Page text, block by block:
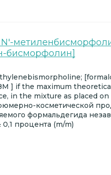
бисморфолин]
] if the maximum
in the mixture as placed
косметической
формальдегида
процента (m/m)